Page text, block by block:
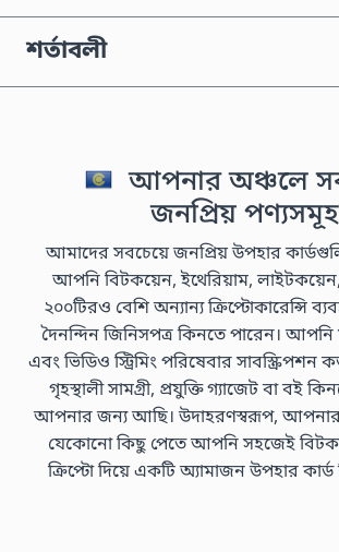
শর্তাবলী
আপনার অঞ্চলে
জনপ্রিয় পণ্যসমূহ
আমাদের সবচেয়ে জনপ্রিয় উপহার
আপনি বিটকয়েন, ইথেরিয়াম,
২০০টিরও বেশি অন্যান্য ক্রিপ্টোকারেন্সি
দৈনন্দিন জিনিসপত্র কিনতে পারেন।
এবং ভিডিও স্ট্রিমিং পরিষেবার সাবস্ক্রিপশন
গৃহস্থালী সামগ্রী, প্রযুক্তি গ্যাজেট বা বই
আপনার জন্য আছি। উদাহরণস্বরূপ, আপনার
যেকোনো কিছু পেতে আপনি সহজেই
ক্রিপ্টো দিয়ে একটি অ্যামাজন উপহার